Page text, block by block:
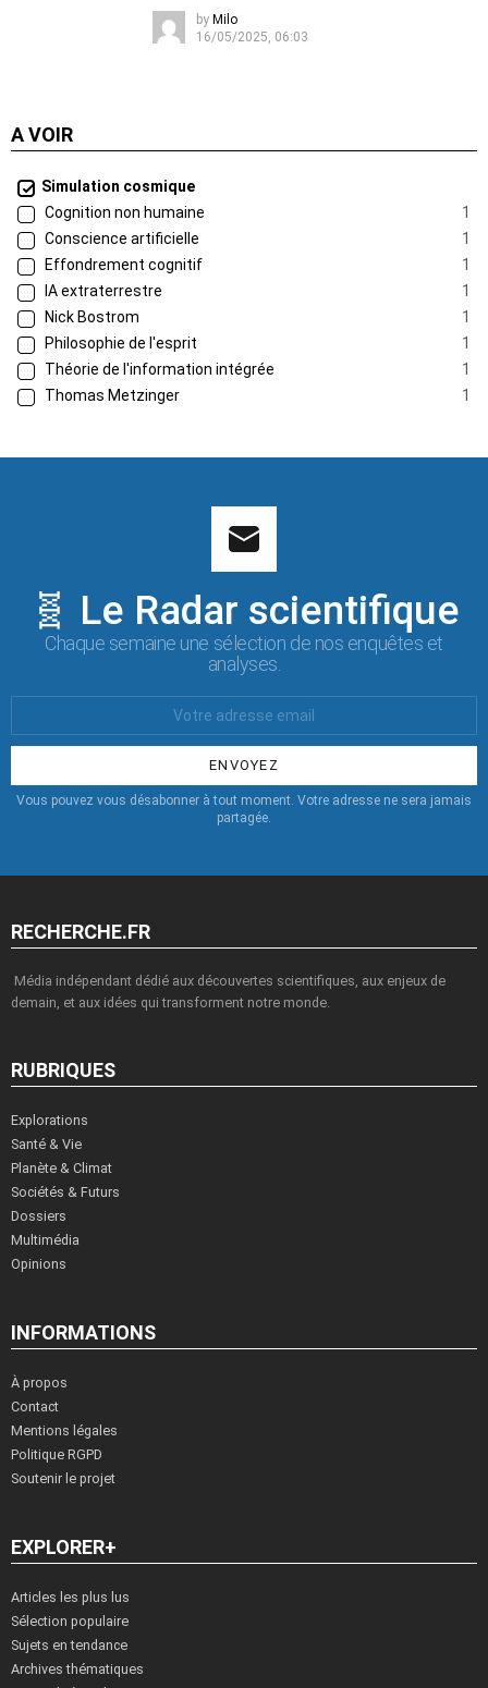
by Milo
16/05/2025, 06:03
A VOIR
Simulation cosmique
Cognition non humaine
1
Conscience artificielle
1
Effondrement cognitif
1
IA extraterrestre
1
Nick Bostrom
1
Philosophie de l'esprit
1
Théorie de l'information intégrée
1
Thomas Metzinger
1
🧬 Le Radar scientifique
Chaque semaine une sélection de nos enquêtes et
analyses.
:
Vous pouvez vous désabonner à tout moment. Votre adresse ne sera jamais
partagée.
RECHERCHE.FR
Média indépendant dédié aux découvertes scientifiques, aux enjeux de
demain, et aux idées qui transforment notre monde.
RUBRIQUES
Explorations
Santé & Vie
Planète & Climat
Sociétés & Futurs
Dossiers
Multimédia
Opinions
INFORMATIONS
À propos
Contact
Mentions légales
Politique RGPD
Soutenir le projet
EXPLORER+
Articles les plus lus
Sélection populaire
Sujets en tendance
Archives thématiques